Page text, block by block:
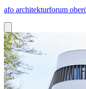
afo architekturforum